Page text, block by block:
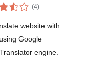
(4укупних
оцена
)
website with
Google
engine.